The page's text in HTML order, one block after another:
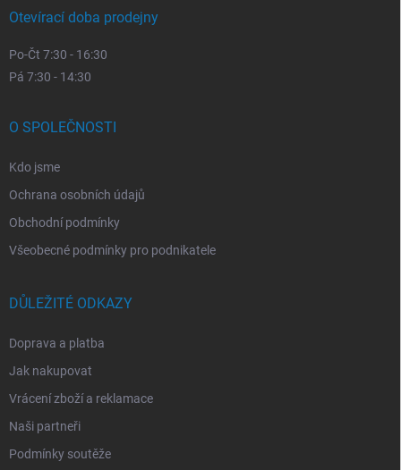
Otevírací doba prodejny
Po-Čt 7:30 - 16:30
Pá 7:30 - 14:30
O SPOLEČNOSTI
Kdo jsme
Ochrana osobních údajů
Obchodní podmínky
Všeobecné podmínky pro podnikatele
DŮLEŽITÉ ODKAZY
Doprava a platba
Jak nakupovat
Vrácení zboží a reklamace
Naši partneři
Podmínky soutěže